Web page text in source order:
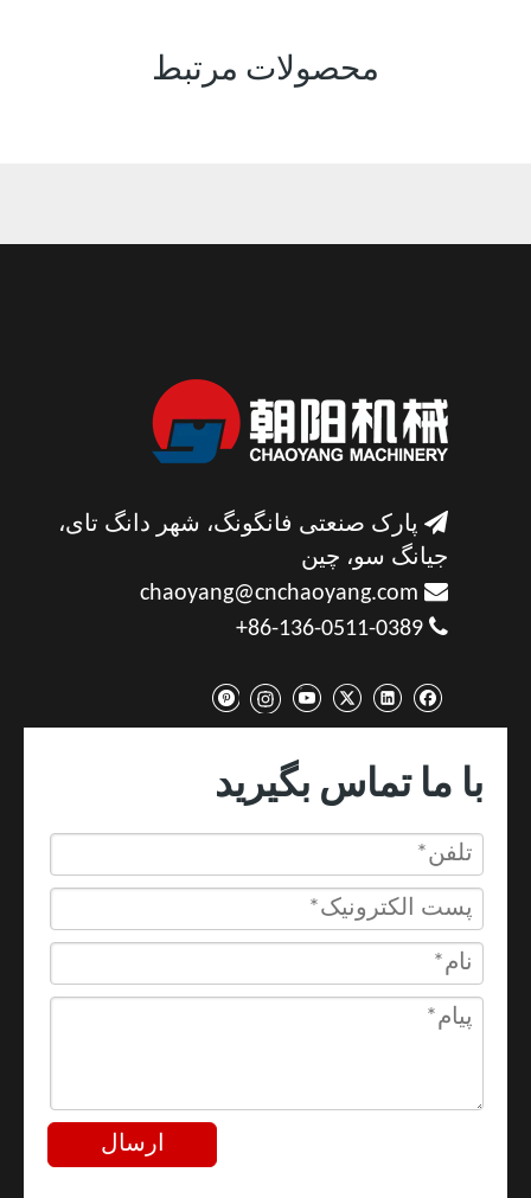
محصولات مرتبط
 پارک صنعتی فانگونگ، شهر دانگ تای،
جیانگ سو، چین

chaoyang@cnchaoyang.com

با ما تماس بگیرید
ارسال